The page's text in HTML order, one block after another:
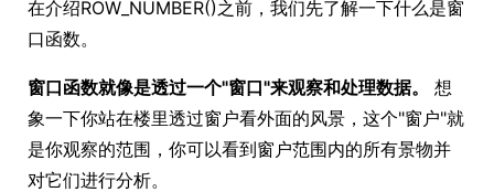
在介绍ROW_NUMBER()之前，我们先了解一下什么是窗
口函数。
窗口函数就像是透过一个"窗口"来观察和处理数据。
想
象一下你站在楼里透过窗户看外面的风景，这个"窗户"就
是你观察的范围，你可以看到窗户范围内的所有景物并
对它们进行分析。